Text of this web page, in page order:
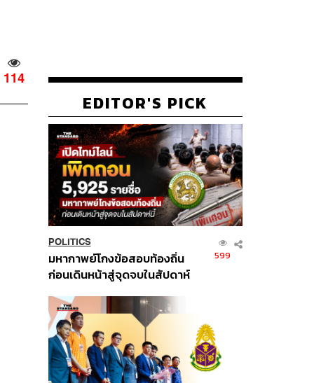
114
EDITOR'S PICK
POLITICS
มหากาพย์โกงข้อสอบท้องถิ่น
ก่อนเดินหน้าสู่จุดจบในสัปดาห์
599